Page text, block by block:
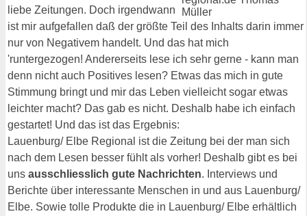
liebe Zeitungen. Doch irgendwann
ist mir aufgefallen daß der größte Teil des Inhalts darin immer
nur von Negativem handelt. Und das hat mich
'runtergezogen! Andererseits lese ich sehr gerne - kann man
denn nicht auch Positives lesen? Etwas das mich in gute
Stimmung bringt und mir das Leben vielleicht sogar etwas
leichter macht? Das gab es nicht. Deshalb habe ich einfach
gestartet! Und das ist das Ergebnis:
Lauenburg/ Elbe Regional ist die Zeitung bei der man sich
nach dem Lesen besser fühlt als vorher! Deshalb gibt es bei
uns ausschliesslich gute Nachrichten. Interviews und
Berichte über interessante Menschen in und aus Lauenburg/
Elbe. Sowie tolle Produkte die in Lauenburg/ Elbe erhältlich